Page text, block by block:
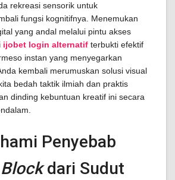
rekreasi sensorik untuk
fungsi kognitifnya. Menemukan
yang andal melalui pintu akses
ijobet login alternatif terbukti efektif
instan yang menyegarkan
kembali merumuskan solusi visual
bedah taktik ilmiah dan praktis
dinding kebuntuan kreatif ini secara
Penyebab
dari Sudut